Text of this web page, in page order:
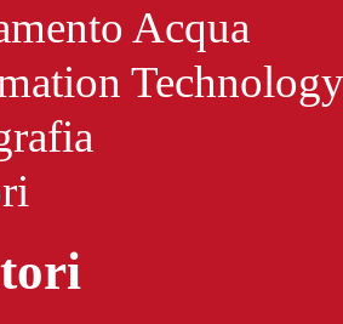
Acqua
Technology